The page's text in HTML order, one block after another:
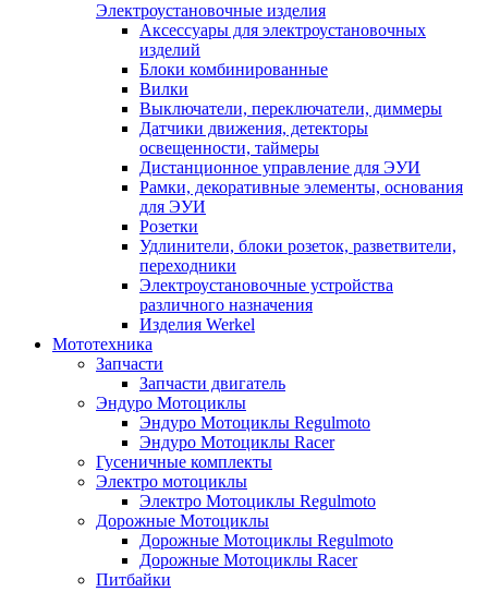
Электроустановочные изделия
Аксессуары для электроустановочных
изделий
Блоки комбинированные
Вилки
Выключатели, переключатели, диммеры
Датчики движения, детекторы
освещенности, таймеры
Дистанционное управление для ЭУИ
Рамки, декоративные элементы, основания
для ЭУИ
Розетки
Удлинители, блоки розеток, разветвители,
переходники
Электроустановочные устройства
различного назначения
Изделия Werkel
Мототехника
Запчасти
Запчасти двигатель
Эндуро Мотоциклы
Эндуро Мотоциклы Regulmoto
Эндуро Мотоциклы Racer
Гусеничные комплекты
Электро мотоциклы
Электро Мотоциклы Regulmoto
Дорожные Мотоциклы
Дорожные Мотоциклы Regulmoto
Дорожные Мотоциклы Racer
Питбайки